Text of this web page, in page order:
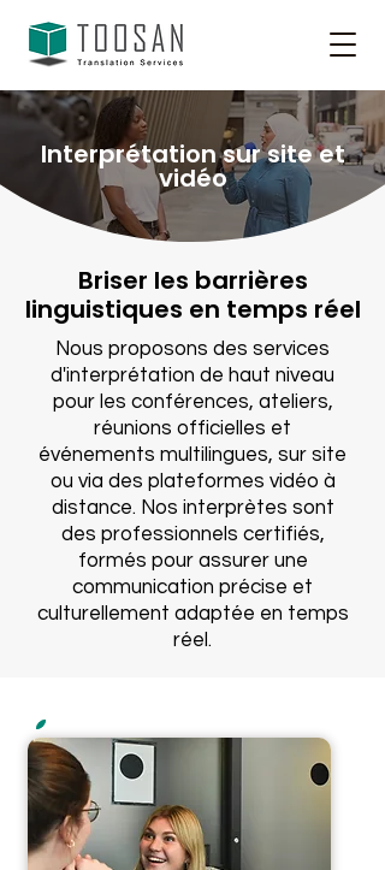
Interprétation sur site et
vidéo
Briser les barrières
linguistiques en temps réel
Nous proposons des services
d'interprétation de haut niveau
pour les conférences, ateliers,
réunions officielles et
événements multilingues, sur site
ou via des plateformes vidéo à
distance. Nos interprètes sont
des professionnels certifiés,
formés pour assurer une
communication précise et
culturellement adaptée en temps
réel.